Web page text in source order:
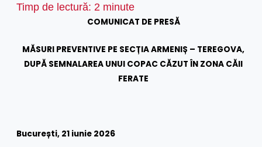
Timp de lectură: 2 minute
COMUNICAT DE PRESĂ
MĂSURI PREVENTIVE PE SECȚIA ARMENIȘ – TEREGOVA,
DUPĂ SEMNALAREA UNUI COPAC CĂZUT ÎN ZONA CĂII
FERATE
București, 21 iunie 2026